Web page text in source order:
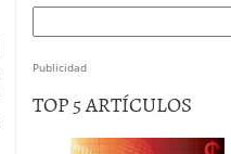
Publicidad
TOP 5 ARTÍCULOS